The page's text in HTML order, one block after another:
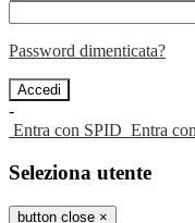
Password dimenticata?
-
Entra con SPID Entra
Seleziona utente
button close ×